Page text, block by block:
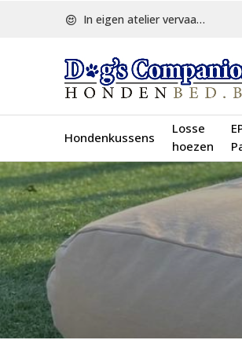
Hondenkussens
Losse
hoezen
In eigen atelier vervaardigd